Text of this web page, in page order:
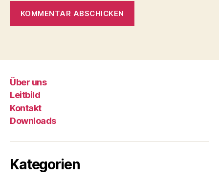
Über uns
Leitbild
Kontakt
Downloads
Kategorien